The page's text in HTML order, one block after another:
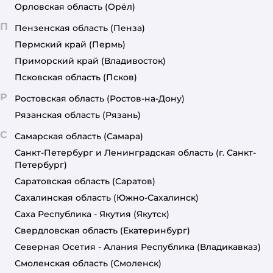
Орловская область (Орёл)
П Пензенская область (Пенза)
Пермский край (Пермь)
Приморский край (Владивосток)
Псковская область (Псков)
Р Ростовская область (Ростов-на-Дону)
Рязанская область (Рязань)
С Самарская область (Самара)
Санкт-Петербург и Ленинградская область (г. Санкт-
Петербург)
Саратовская область (Саратов)
Сахалинская область (Южно-Сахалинск)
Саха Республика - Якутия (Якутск)
Свердловская область (Екатеринбург)
Северная Осетия - Алания Республика (Владикавказ)
Смоленская область (Смоленск)